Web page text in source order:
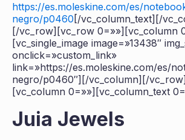
https://es.moleskine.com/es/
negro/p0460 [/vc_column_text][/
[/vc_row][vc_row 0=»»][vc_column
[vc_single_image image=»13438″
onclick=»custom_link»
link=»https://es.moleskine.com/es/
negro/p0460″][/vc_column][/
[vc_column 0=»»][vc_column_text
Juia Jewels